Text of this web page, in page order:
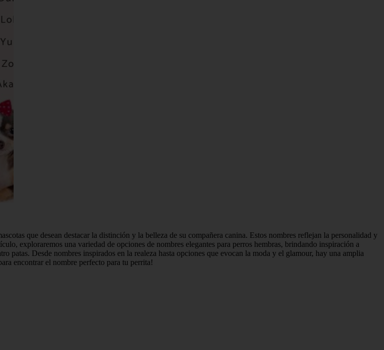
que desean destacar la distinción y la belleza de su compañera canina. Estos nombres reflejan la personalidad y
exploraremos una variedad de opciones de nombres elegantes para perros hembras, brindando inspiración a
patas. Desde nombres inspirados en la realeza hasta opciones que evocan la moda y el glamour, hay una amplia
encontrar el nombre perfecto para tu perrita!